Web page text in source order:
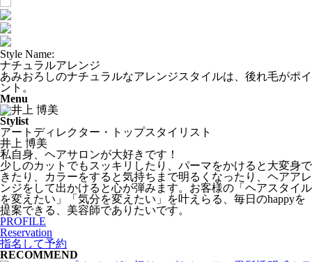
Style Name:
ナチュラルアレンジ
あみおろしのナチュラルなアレンジスタイルは、後れ毛がポイ
ント。
Menu
Stylist
アートディレクター・トップスタイリスト
井上 博美
私自身、ヘアサロンが大好きです！
少しのカットでもスッキリしたり、パーマをかけると大変身で
きたり、カラーをすると気持ちまで明るくなったり、ヘアアレ
ンジをして出かけると心が弾みます。お客様の「ヘアスタイル
を変えたい」「気分を変えたい」を叶えらる、毎日のhappyを
提案できる、美容師でありたいです。
PROFILE
Reservation
指名して予約
RECOMMEND